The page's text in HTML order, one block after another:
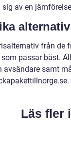
av en
från
passar bäst.
samt
Läs fler